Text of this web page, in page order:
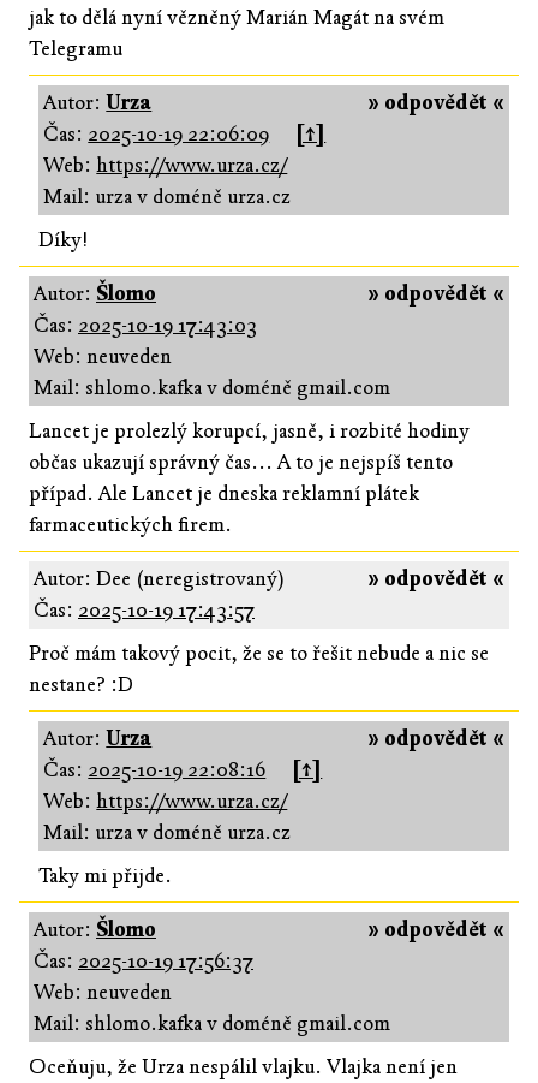
jak to dělá nyní vězněný Marián Magát na svém
Telegramu
» odpovědět «
Autor:Urza
Čas: 2025-10-19 22:06:09
[↑]
Web:https://www.urza.cz/
Mail: urza v doméně urza.cz
Díky!
» odpovědět «
Autor: Šlomo
Čas: 2025-10-19 17:43:03
Web: neuveden
Mail: shlomo.kafka v doméně gmail.com
Lancet je prolezlý korupcí, jasně, i rozbité hodiny
občas ukazují správný čas... A to je nejspíš tento
případ. Ale Lancet je dneska reklamní plátek
farmaceutických firem.
» odpovědět «
Autor: Dee (neregistrovaný)
Čas: 2025-10-19 17:43:57
Proč mám takový pocit, že se to řešit nebude a nic se
nestane? :D
» odpovědět «
Autor:Urza
Čas: 2025-10-19 22:08:16
[↑]
Web:https://www.urza.cz/
Mail: urza v doméně urza.cz
Taky mi přijde.
» odpovědět «
Autor: Šlomo
Čas: 2025-10-19 17:56:37
Web: neuveden
Mail: shlomo.kafka v doméně gmail.com
Oceňuju, že Urza nespálil vlajku. Vlajka není jen